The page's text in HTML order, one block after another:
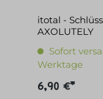
itotal -
AXOLUTELY
Sofort
Werktage
6,90 €*